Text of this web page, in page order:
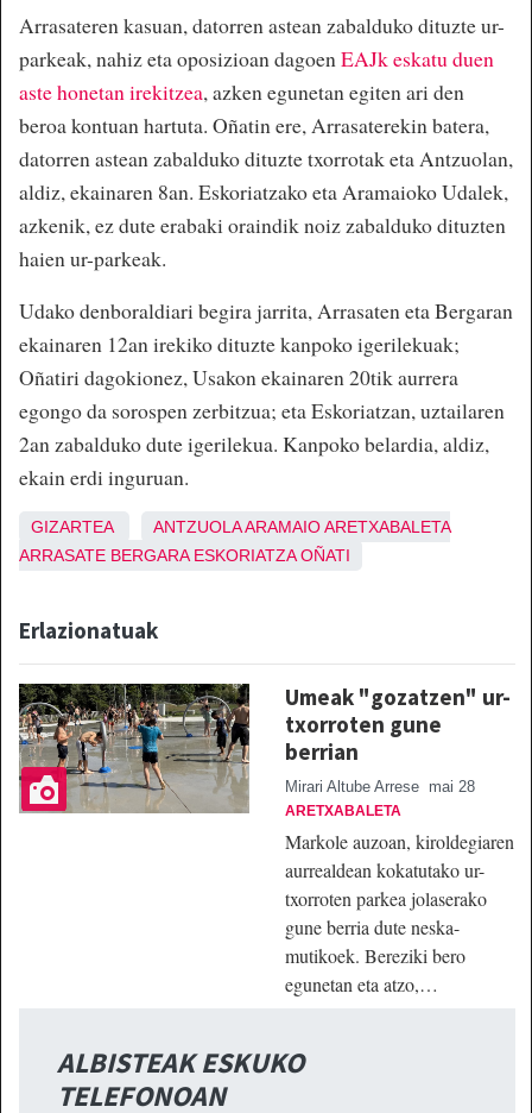
Arrasateren kasuan, datorren astean zabalduko dituzte ur-
parkeak, nahiz eta oposizioan dagoenEAJk eskatu duen
aste honetan irekitzea, azken egunetan egiten ari den
beroa kontuan hartuta. Oñatin ere, Arrasaterekin batera,
datorren astean zabalduko dituzte txorrotak eta Antzuolan,
aldiz, ekainaren 8an. Eskoriatzako eta Aramaioko Udalek,
azkenik, ez dute erabaki oraindik noiz zabalduko dituzten
haien ur-parkeak.
Udako denboraldiari begira jarrita, Arrasaten eta Bergaran
ekainaren 12an irekiko dituzte kanpoko igerilekuak;
Oñatiri dagokionez, Usakon ekainaren 20tik aurrera
egongo da sorospen zerbitzua; eta Eskoriatzan, uztailaren
2an zabalduko dute igerilekua. Kanpoko belardia, aldiz,
ekain erdi inguruan.
GIZARTEA ANTZUOLAARAMAIOARETXABALETA
ARRASATE BERGARA ESKORIATZA OÑATI
Erlazionatuak
Umeak "gozatzen" ur-
txorroten gune
berrian
Mirari Altube Arrese mai 28
ARETXABALETA
Markole auzoan, kiroldegiaren
aurrealdean kokatutako ur-
txorroten parkea jolaserako
gune berria dute neska-
mutikoek. Bereziki bero
egunetan eta atzo,…
ALBISTEAK ESKUKO
TELEFONOAN